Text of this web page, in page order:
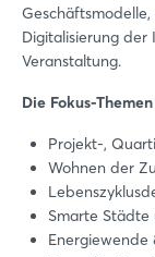
Digitalisierung
Veranstaltung.
Die Fokus-
Projekt-,
Wohnen der
Smarte
Energiewende